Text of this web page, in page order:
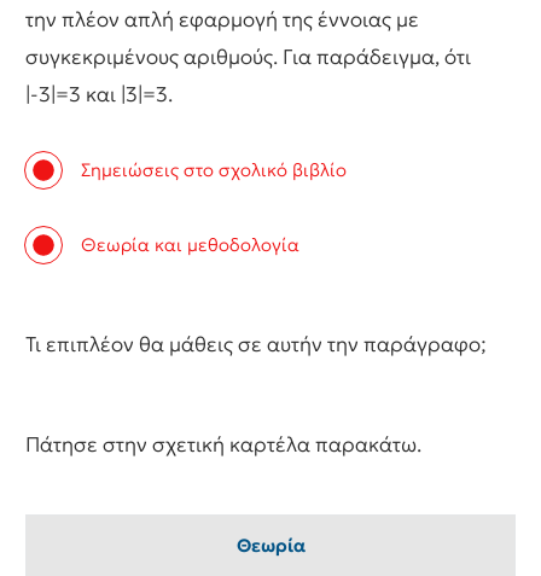
την πλέον απλή εφαρμογή της έννοιας με
συγκεκριμένους αριθμούς. Για παράδειγμα, ότι
|-3|=3 και |3|=3.
Σημειώσεις στο σχολικό βιβλίο
Θεωρία και μεθοδολογία
Τι επιπλέον θα μάθεις σε αυτήν την παράγραφο;
Πάτησε στην σχετική καρτέλα παρακάτω.
Θεωρία